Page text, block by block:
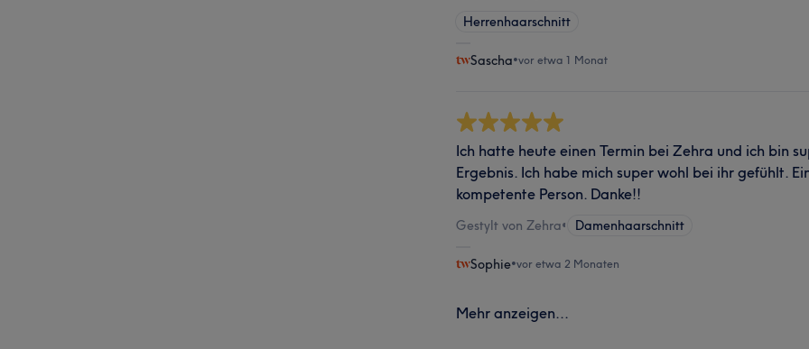
Herrenhaarschnitt
Sascha•vor etwa 1 Monat
Ich hatte heute einen Termin bei Zehra und ich bin
Ergebnis. Ich habe mich super wohl bei ihr gefühlt.
kompetente Person. Danke!!
Gestylt von Zehra• Damenhaarschnitt
Sophie•vor etwa 2 Monaten
Mehr anzeigen...